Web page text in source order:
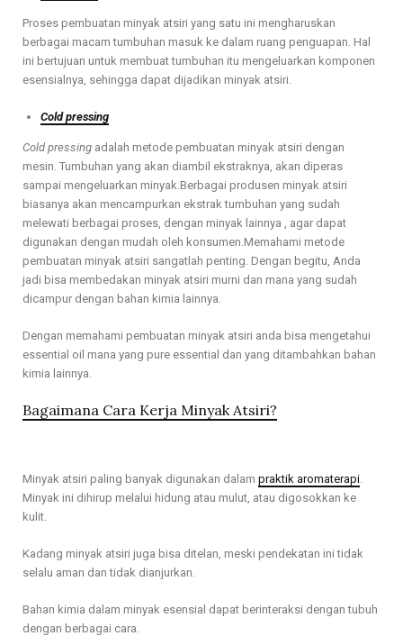
Proses pembuatan minyak atsiri yang satu ini mengharuskan
berbagai macam tumbuhan masuk ke dalam ruang penguapan. Hal
ini bertujuan untuk membuat tumbuhan itu mengeluarkan komponen
esensialnya, sehingga dapat dijadikan minyak atsiri.
Cold pressing
Cold pressing adalah metode pembuatan minyak atsiri dengan
mesin. Tumbuhan yang akan diambil ekstraknya, akan diperas
sampai mengeluarkan minyak.Berbagai produsen minyak atsiri
biasanya akan mencampurkan ekstrak tumbuhan yang sudah
melewati berbagai proses, dengan minyak lainnya , agar dapat
digunakan dengan mudah oleh konsumen.Memahami metode
pembuatan minyak atsiri sangatlah penting. Dengan begitu, Anda
jadi bisa membedakan minyak atsiri murni dan mana yang sudah
dicampur dengan bahan kimia lainnya.
Dengan memahami pembuatan minyak atsiri anda bisa mengetahui
essential oil mana yang pure essential dan yang ditambahkan bahan
kimia lainnya.
Bagaimana Cara Kerja Minyak Atsiri?
Minyak atsiri paling banyak digunakan dalam praktik aromaterapi.
Minyak ini dihirup melalui hidung atau mulut, atau digosokkan ke
kulit.
Kadang minyak atsiri juga bisa ditelan, meski pendekatan ini tidak
selalu aman dan tidak dianjurkan.
Bahan kimia dalam minyak esensial dapat berinteraksi dengan tubuh
dengan berbagai cara.